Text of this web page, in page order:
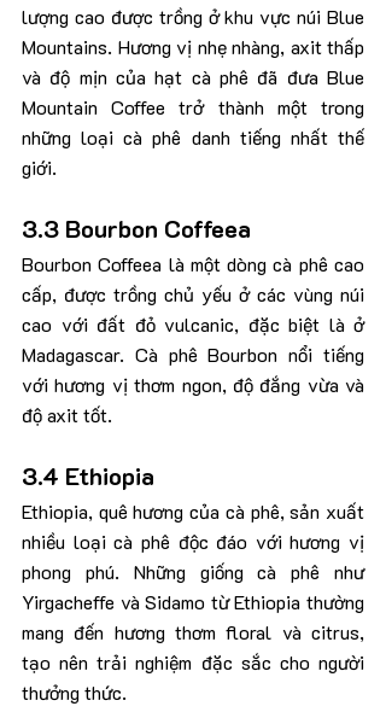
lượng cao được trồng ở khu vực núi Blue
Mountains. Hương vị nhẹ nhàng, axit thấp
và độ mịn của hạt cà phê đã đưa Blue
Mountain Coffee trở thành một trong
những loại cà phê danh tiếng nhất thế
giới.
3.3 Bourbon Coffeea
Bourbon Coffeea là một dòng cà phê cao
cấp, được trồng chủ yếu ở các vùng núi
cao với đất đỏ vulcanic, đặc biệt là ở
Madagascar. Cà phê Bourbon nổi tiếng
với hương vị thơm ngon, độ đắng vừa và
độ axit tốt.
3.4 Ethiopia
Ethiopia, quê hương của cà phê, sản xuất
nhiều loại cà phê độc đáo với hương vị
phong phú. Những giống cà phê như
Yirgacheffe và Sidamo từ Ethiopia thường
mang đến hương thơm floral và citrus,
tạo nên trải nghiệm đặc sắc cho người
thưởng thức.